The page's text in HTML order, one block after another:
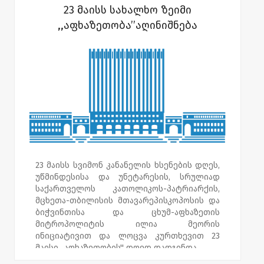
უსურვეს.
18-19 მაისს „აფხაზეთობის“ დღესთან
სკოლაში ჩატარდა ღია გაკვეთილები „ჩემი
აფხაზეთის მთავრობის
წარმომადგენლობების ხელმძღვანელები
დაესწრნენ.
რომელიც უწმინდესისა და უნეტარესის,
სრულიად საქართველოს კათოლიკოს-
პატრიარქის, მცხეთა-თბილისის
მთავარეპისკოპოსის, ბიჭვინთისა და ცხუმ-
აფხაზეთის მიტროპოლიტის ილია მეორის
ინიციატივითა და ლოცვა კურთხევით 23
მაისს დადგინდა, საქართველოს მთელ
23 მაისს სახალხო ზეიმი
,,აფხაზეთობა’’აღინიშნება
23 მაისს სვიმონ კანანელის ხსენების დღეს,
უწმინდესისა და უნეტარესის, სრულიად
საქართველოს კათოლიკოს-პატრიარქის,
მცხეთა-თბილისის მთავარეპისკოპოსის და
ბიჭვინთისა და ცხუმ-აფხაზეთის
მიტროპოლიტის ილია მეორის
ინიციატივით და ლოცვა კურთხევით 23
მაისი „აფხაზეთობის'' დღედ დადგინდა.